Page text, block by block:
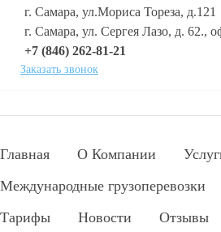
г. Самара, ул.Мориса Тореза, д.121
г. Самара, ул. Сергея Лазо, д. 62.,
+7 (846) 262-81-21
Заказать звонок
Главная О Компании
Международные грузоперевозки
Тарифы
Новости Отзывы